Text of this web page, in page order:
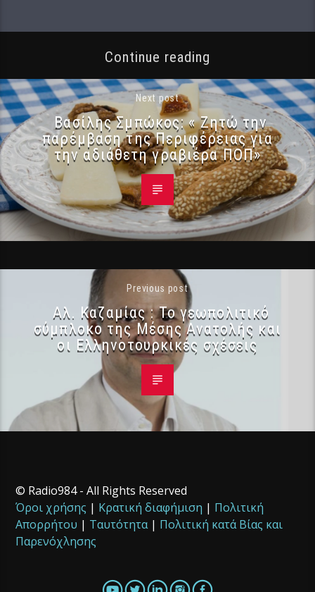
Continue reading
Next post
Βασίλης Σμπώκος: « Ζητώ την
παρέμβαση της Περιφέρειας για
την αδιάθετη γραβιέρα ΠΟΠ»
Previous post
Αλ. Καζαμίας : Το γεωπολιτικό
σύμπλοκο της Μέσης Ανατολής και
οι Ελληνοτουρκικές σχέσεις
© Radio984 - All Rights Reserved
Όροι χρήσης | Κρατική διαφήμιση | Πολιτική
Απορρήτου | Ταυτότητα| Πολιτική κατά Βίας και
Παρενόχλησης